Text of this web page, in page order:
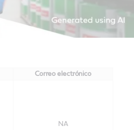
Correo electrónico
NA